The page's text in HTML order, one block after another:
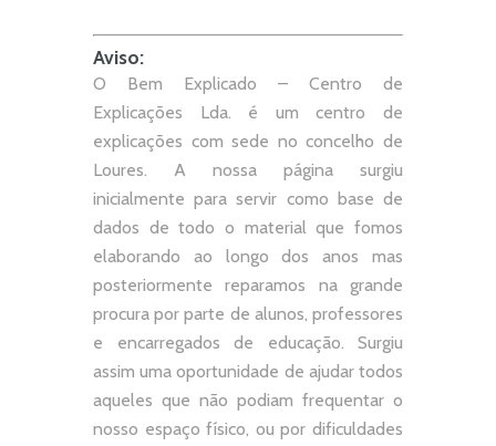
Aviso:
O Bem Explicado – Centro de
Explicações Lda. é um centro de
explicações com sede no concelho de
Loures. A nossa página surgiu
inicialmente para servir como base de
dados de todo o material que fomos
elaborando ao longo dos anos mas
posteriormente reparamos na grande
procura por parte de alunos, professores
e encarregados de educação. Surgiu
assim uma oportunidade de ajudar todos
aqueles que não podiam frequentar o
nosso espaço físico, ou por dificuldades